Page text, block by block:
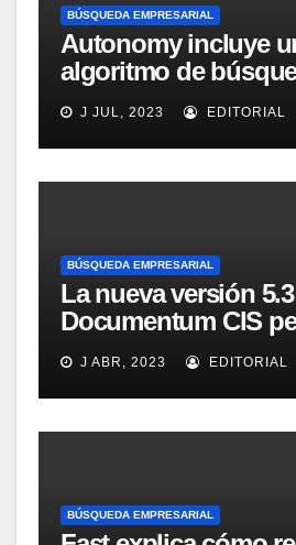
BÚSQUEDA EMPRESARIAL
Autonomy incluye
algoritmo de
versión 5.0 de IDOL
J JUL, 2023 EDITORIAL
BÚSQUEDA EMPRESARIAL
La nueva versión
Documentum CIS
distribuir las
de clasificación
J ABR, 2023 EDITORIAL
BÚSQUEDA EMPRESARIAL